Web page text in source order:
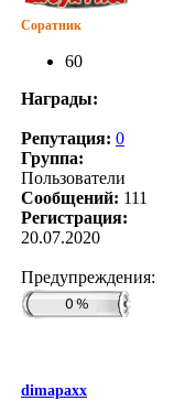
Соратник
60
Награды:
Репутация: 0
Группа:
Пользователи
Сообщений: 111
Регистрация:
20.07.2020
Предупреждения:
dimapaxx